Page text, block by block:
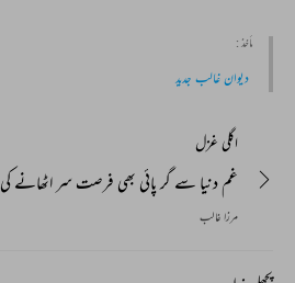
مأخذ :
دیوان غالب جدید
اگلی غزل
غم دنیا سے گر پائی بھی فرصت سر اٹھانے کی
مرزا غالب